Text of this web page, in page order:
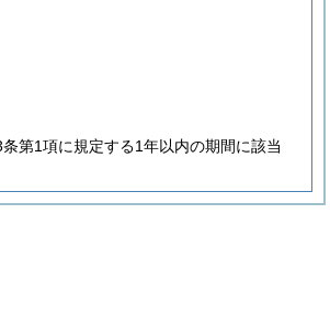
第1項に規定する1年以内の期間に該当